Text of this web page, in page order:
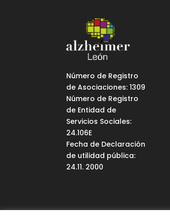
Número de Registro
de Asociaciones: 1309
Número de Registro
de Entidad de
Servicios Sociales:
24.106E
Fecha de Declaración
de utilidad pública:
24.11. 2000